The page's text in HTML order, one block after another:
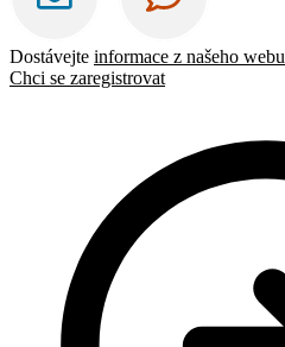
Dostávejte informace z našeho webu
Chci se zaregistrovat